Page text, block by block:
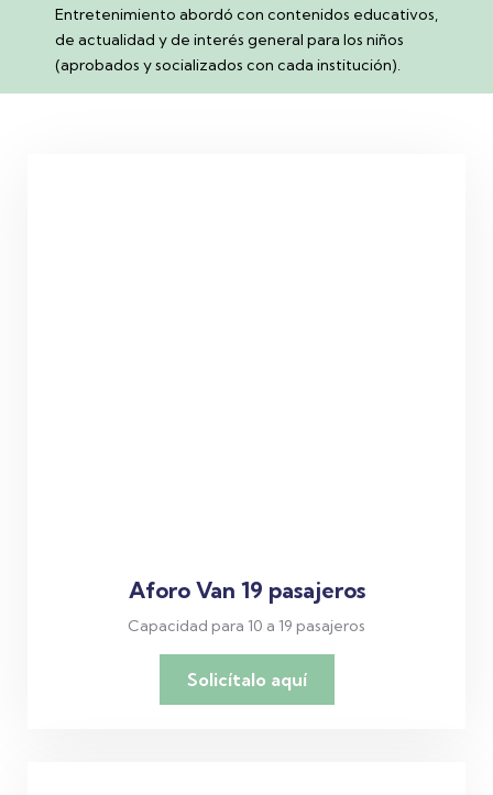
Entretenimiento abordó con contenidos educativos,
de actualidad y de interés general para los niños
(aprobados y socializados con cada institución).
Aforo Van 19 pasajeros
Capacidad para 10 a 19 pasajeros
Solicítalo aquí